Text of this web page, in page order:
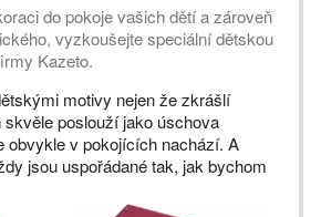
do pokoje vašich dětí a zároveň
vyzkoušejte speciální dětskou
Kazeto.
motivy nejen že zkrášlí
skvěle poslouží jako úschova
obvykle v pokojících nachází. A
jsou uspořádané tak, jak bychom